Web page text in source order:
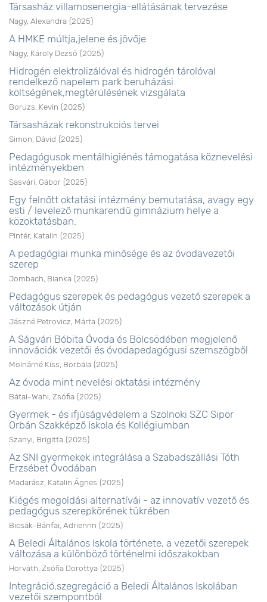
Társasház villamosenergia-ellátásának tervezése
Nagy, Alexandra (2025)
A HMKE múltja,jelene és jövője
Nagy, Károly Dezső (2025)
Hidrogén elektrolizálóval és hidrogén tárolóval
rendelkező napelem park beruházási
költségének,megtérülésének vizsgálata
Boruzs, Kevin (2025)
Társasházak rekonstrukciós tervei
Simon, Dávid (2025)
Pedagógusok mentálhigiénés támogatása köznevelési
intézményekben
Sasvári, Gábor (2025)
Egy felnőtt oktatási intézmény bemutatása, avagy egy
esti / levelező munkarendű gimnázium helye a
közoktatásban.
Pintér, Katalin (2025)
A pedagógiai munka minősége és az óvodavezetői
szerep
Jombach, Bianka (2025)
Pedagógus szerepek és pedagógus vezető szerepek a
változások útján
Jászné Petrovicz, Márta (2025)
A Ságvári Bóbita Óvoda és Bölcsödében megjelenő
innovációk vezetői és óvodapedagógusi szemszögből
Molnárné Kiss, Borbála (2025)
Az óvoda mint nevelési oktatási intézmény
Bátai-Wahl, Zsófia (2025)
Gyermek - és ifjúságvédelem a Szolnoki SZC Sipor
Orbán Szakképző Iskola és Kollégiumban
Szanyi, Brigitta (2025)
Az SNI gyermekek integrálása a Szabadszállási Tóth
Erzsébet Óvodában
Madarász, Katalin Ágnes (2025)
Kiégés megoldási alternatívái - az innovatív vezető és
pedagógus szerepkörének tükrében
Bicsák-Bánfai, Adriennn (2025)
A Beledi Általános Iskola története, a vezetői szerepek
változása a különböző történelmi időszakokban
Horváth, Zsófia Dorottya (2025)
Integráció,szegregáció a Beledi Általános Iskolában
vezetői szempontból